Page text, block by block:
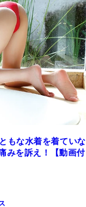
もな水着を着ていな
みを訴え！【動画付